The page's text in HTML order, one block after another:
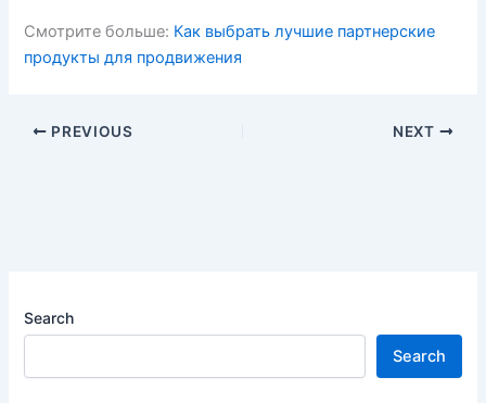
Смотрите больше: Как выбрать лучшие партнерские
продукты для продвижения
PREVIOUS NEXT
Search
Search